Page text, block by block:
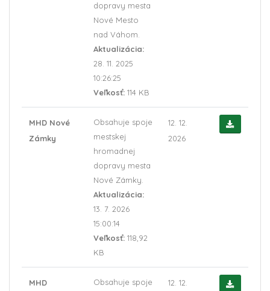
dopravy mesta
Nové Mesto
nad Váhom.
Aktualizácia:
28. 11. 2025
10:26:25
Veľkosť: 114 KB
MHD Nové
Zámky
Obsahuje spoje
mestskej
hromadnej
dopravy mesta
Nové Zámky.
Aktualizácia:
13. 7. 2026
15:00:14
Veľkosť: 118,92
KB
12. 12.
2026
MHD
Obsahuje spoje
12. 12.